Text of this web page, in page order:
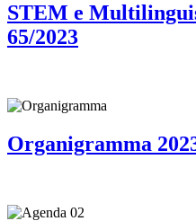
STEM e
65/2023
Organigramma